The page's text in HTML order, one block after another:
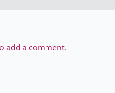
add a comment.